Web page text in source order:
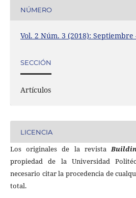
NÚMERO
Vol. 2 Núm. 3 (2018):
SECCIÓN
Artículos
LICENCIA
Los originales de la revista
propiedad de la Universidad
necesario citar la procedencia de
total.